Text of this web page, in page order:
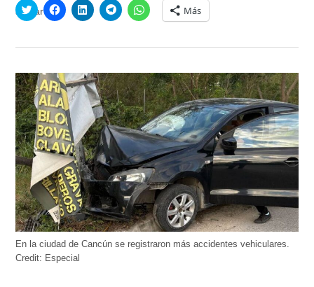
Haz
clic
en
abre
en
una
ventana
nueva)
Haz
clic
en
abre
en
una
ventana
nueva)
Haz
clic
en
abre
en
una
ventana
nueva)
Haz
clic
en
abre
en
una
ventana
nueva)
Haz
clic
para
en
abre
en
una
ventana
nueva)
Más
En la ciudad de Cancún se registraron más accidentes vehiculares.
Credit: Especial